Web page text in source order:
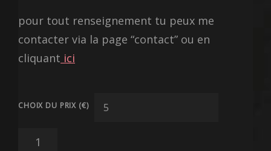
pour tout renseignement tu peux me
contacter via la page “contact” ou en
cliquant ici
CHOIX DU PRIX (€)